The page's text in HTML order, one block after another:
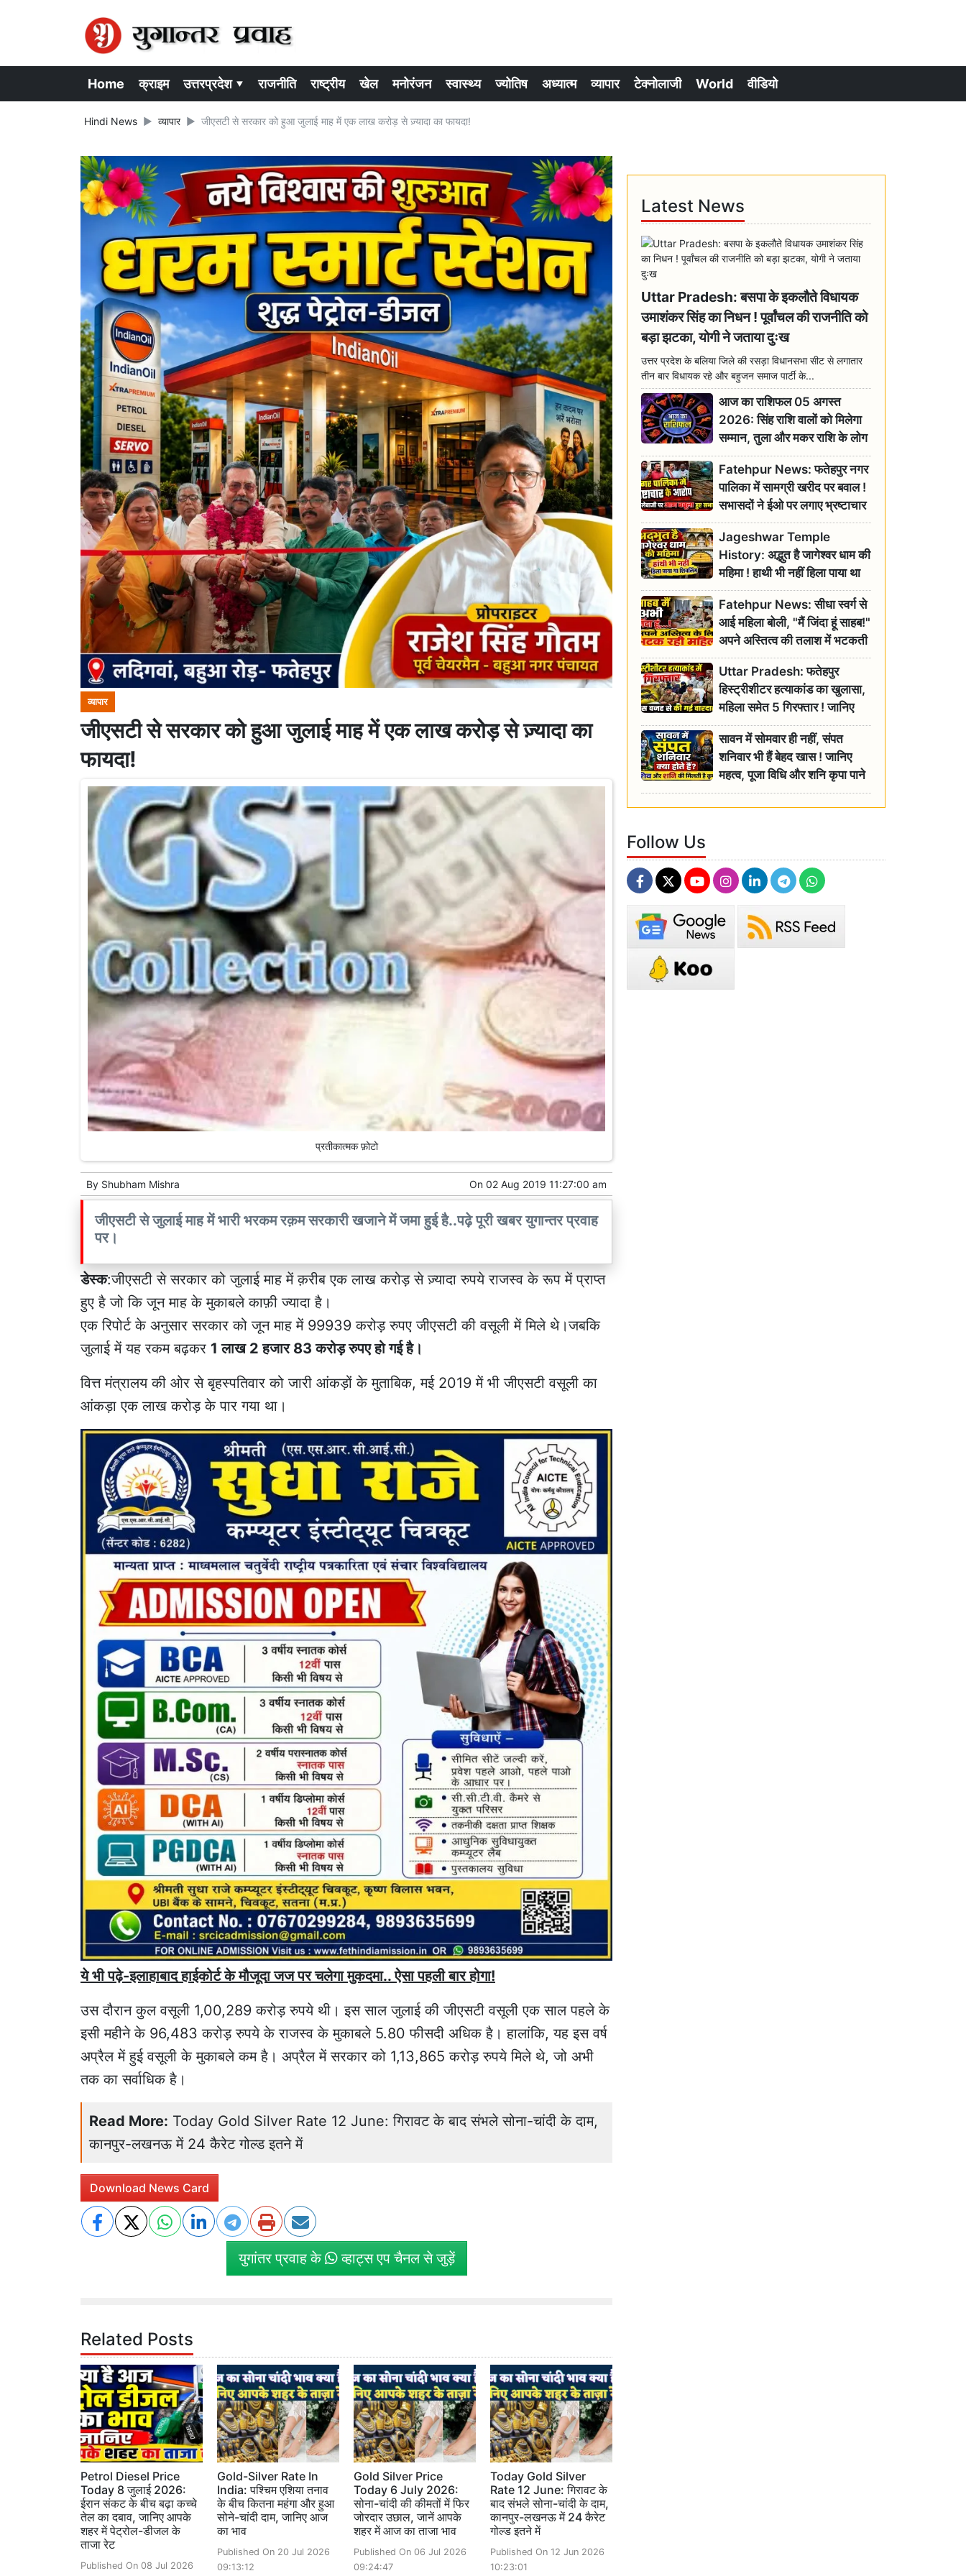
Home क्राइम उत्तरप्रदेश ▾ राजनीति राष्ट्रीय खेल मनोरंजन स्वास्थ्य ज्योतिष अध्यात्म व्यापार टेक्नोलाजी World वीडियो
Hindi News व्यापार जीएसटी से सरकार को हुआ जुलाई माह में एक लाख करोड़ से ज़्यादा का फायदा!
व्यापार
जीएसटी से सरकार को हुआ जुलाई माह में एक लाख करोड़ से ज़्यादा का
फायदा!
प्रतीकात्मक फ़ोटो
By Shubham Mishra On 02 Aug 2019 11:27:00 am
जीएसटी से जुलाई माह में भारी भरकम रक़म सरकारी खजाने में जमा हुई है..पढ़े पूरी खबर युगान्तर प्रवाह
पर।
डेस्क:जीएसटी से सरकार को जुलाई माह में क़रीब एक लाख करोड़ से ज़्यादा रुपये राजस्व के रूप में प्राप्त
हुए है जो कि जून माह के मुकाबले काफ़ी ज्यादा है।
एक रिपोर्ट के अनुसार सरकार को जून माह में 99939 करोड़ रुपए जीएसटी की वसूली में मिले थे।जबकि
जुलाई में यह रकम बढ़कर 1 लाख 2 हजार 83 करोड़ रुपए हो गई है।
वित्त मंत्रालय की ओर से बृहस्पतिवार को जारी आंकड़ों के मुताबिक, मई 2019 में भी जीएसटी वसूली का
आंकड़ा एक लाख करोड़ के पार गया था।
ये भी पढ़े-इलाहाबाद हाईकोर्ट के मौजूदा जज पर चलेगा मुकदमा.. ऐसा पहली बार होगा!
उस दौरान कुल वसूली 1,00,289 करोड़ रुपये थी। इस साल जुलाई की जीएसटी वसूली एक साल पहले के
इसी महीने के 96,483 करोड़ रुपये के राजस्व के मुकाबले 5.80 फीसदी अधिक है। हालांकि, यह इस वर्ष
अप्रैल में हुई वसूली के मुकाबले कम है। अप्रैल में सरकार को 1,13,865 करोड़ रुपये मिले थे, जो अभी
तक का सर्वाधिक है।
Read More: Today Gold Silver Rate 12 June: गिरावट के बाद संभले सोना-चांदी के दाम,
कानपुर-लखनऊ में 24 कैरेट गोल्ड इतने में
Download News Card
युगांतर प्रवाह के व्हाट्स एप चैनल से जुड़ें
Related Posts
Petrol Diesel Price
Today 8 जुलाई 2026:
ईरान संकट के बीच बढ़ा कच्चे
तेल का दबाव, जानिए आपके
शहर में पेट्रोल-डीजल के
ताजा रेट
Published On 08 Jul 2026
Gold-Silver Rate In
India: पश्चिम एशिया तनाव
के बीच कितना महंगा और हुआ
सोने-चांदी दाम, जानिए आज
का भाव
Published On 20 Jul 2026
09:13:12
Gold Silver Price
Today 6 July 2026:
सोना-चांदी की कीमतों में फिर
जोरदार उछाल, जानें आपके
शहर में आज का ताजा भाव
Published On 06 Jul 2026
09:24:47
Today Gold Silver
Rate 12 June: गिरावट के
बाद संभले सोना-चांदी के दाम,
कानपुर-लखनऊ में 24 कैरेट
गोल्ड इतने में
Published On 12 Jun 2026
10:23:01
Latest News
Uttar Pradesh: बसपा के इकलौते विधायक
उमाशंकर सिंह का निधन ! पूर्वांचल की राजनीति को
बड़ा झटका, योगी ने जताया दुःख
उत्तर प्रदेश के बलिया जिले की रसड़ा विधानसभा सीट से लगातार
तीन बार विधायक रहे और बहुजन समाज पार्टी के...
आज का राशिफल 05 अगस्त
2026: सिंह राशि वालों को मिलेगा
सम्मान, तुला और मकर राशि के लोग
रहें सतर्क
Fatehpur News: फतेहपुर नगर
पालिका में सामग्री खरीद पर बवाल !
सभासदों ने ईओ पर लगाए भ्रष्टाचार
के गंभीर आरोप
Jageshwar Temple
History: अद्भुत है जागेश्वर धाम की
महिमा ! हाथी भी नहीं हिला पाया था
शिवलिंग, जानिए क्या है इसका
इतिहास
Fatehpur News: सीधा स्वर्ग से
आई महिला बोली, "मैं जिंदा हूं साहब!"
अपने अस्तित्व की तलाश में भटकती
रही बुजुर्ग, एसडीएम ने दिए जांच के
आदेश
Uttar Pradesh: फतेहपुर
हिस्ट्रीशीटर हत्याकांड का खुलासा,
महिला समेत 5 गिरफ्तार ! जानिए
क्या था कनेक्शन?
सावन में सोमवार ही नहीं, संपत
शनिवार भी हैं बेहद खास ! जानिए
महत्व, पूजा विधि और शनि कृपा पाने
के आसान उपाय
Follow Us